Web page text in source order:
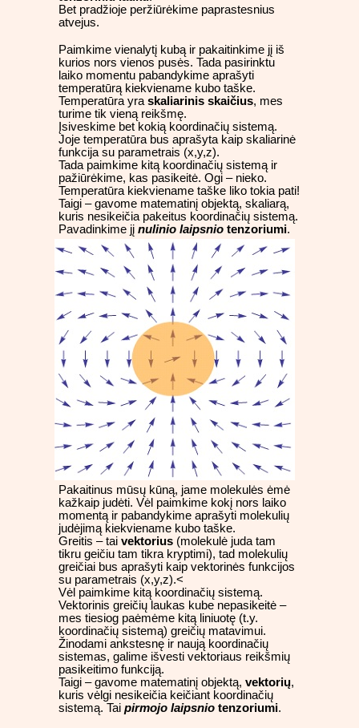
Bet pradžioje peržiūrėkime paprastesnius
atvejus.
Paimkime vienalytį kubą ir pakaitinkime jį iš
kurios nors vienos pusės. Tada pasirinktu
laiko momentu pabandykime aprašyti
temperatūrą kiekviename kubo taške.
Temperatūra yra skaliarinis skaičius, mes
turime tik vieną reikšmę.
Įsiveskime bet kokią koordinačių sistemą.
Joje temperatūra bus aprašyta kaip skaliarinė
funkcija su parametrais (x,y,z).
Tada paimkime kitą koordinačių sistemą ir
pažiūrėkime, kas pasikeitė. Ogi – nieko.
Temperatūra kiekviename taške liko tokia pati!
Taigi – gavome matematinį objektą, skaliarą,
kuris nesikeičia pakeitus koordinačių sistemą.
Pavadinkime jį nulinio laipsnio tenzoriumi.
Pakaitinus mūsų kūną, jame molekulės ėmė
kažkaip judėti. Vėl paimkime kokį nors laiko
momentą ir pabandykime aprašyti molekulių
judėjimą kiekviename kubo taške.
Greitis – tai vektorius (molekulė juda tam
tikru geičiu tam tikra kryptimi), tad molekulių
greičiai bus aprašyti kaip vektorinės funkcijos
su parametrais (x,y,z).<
Vėl paimkime kitą koordinačių sistemą.
Vektorinis greičių laukas kube nepasikeitė –
mes tiesiog paėmėme kitą liniuotę (t.y.
koordinačių sistemą) greičių matavimui.
Žinodami ankstesnę ir naują koordinačių
sistemas, galime išvesti vektoriaus reikšmių
pasikeitimo funkciją.
Taigi – gavome matematinį objektą, vektorių,
kuris vėlgi nesikeičia keičiant koordinačių
sistemą. Tai pirmojo laipsnio tenzoriumi.